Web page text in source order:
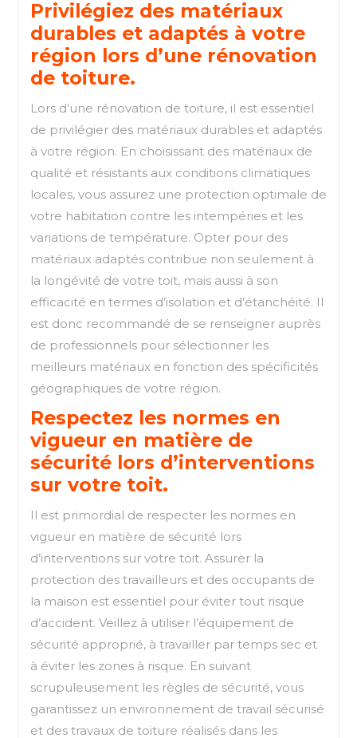
Privilégiez des matériaux
durables et adaptés à votre
région lors d’une rénovation
de toiture.
Lors d’une rénovation de toiture, il est essentiel
de privilégier des matériaux durables et adaptés
à votre région. En choisissant des matériaux de
qualité et résistants aux conditions climatiques
locales, vous assurez une protection optimale de
votre habitation contre les intempéries et les
variations de température. Opter pour des
matériaux adaptés contribue non seulement à
la longévité de votre toit, mais aussi à son
efficacité en termes d’isolation et d’étanchéité. Il
est donc recommandé de se renseigner auprès
de professionnels pour sélectionner les
meilleurs matériaux en fonction des spécificités
géographiques de votre région.
Respectez les normes en
vigueur en matière de
sécurité lors d’interventions
sur votre toit.
Il est primordial de respecter les normes en
vigueur en matière de sécurité lors
d’interventions sur votre toit. Assurer la
protection des travailleurs et des occupants de
la maison est essentiel pour éviter tout risque
d’accident. Veillez à utiliser l’équipement de
sécurité approprié, à travailler par temps sec et
à éviter les zones à risque. En suivant
scrupuleusement les règles de sécurité, vous
garantissez un environnement de travail sécurisé
et des travaux de toiture réalisés dans les